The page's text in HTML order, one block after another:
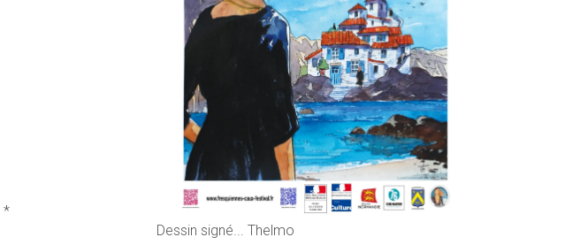
*
Dessin signé... Thelmo